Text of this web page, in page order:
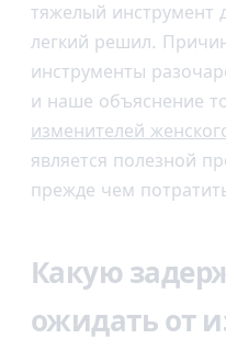
тяжелый инструмент
легкий решил.
инструменты
и наше объяснение
изменителей
является полезной
прежде чем
Какую
ожидать от